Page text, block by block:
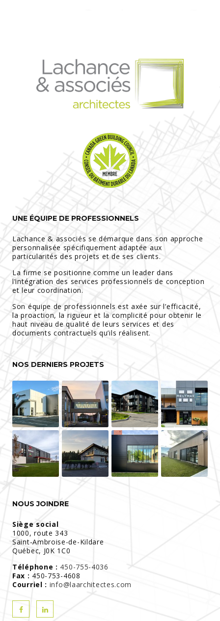
UNE ÉQUIPE DE PROFESSIONNELS
Lachance & associés se démarque dans son approche
personnalisée spécifiquement adaptée aux
particularités des projets et de ses clients.
La firme se positionne comme un leader dans
l’intégration des services professionnels de conception
et leur coordination.
Son équipe de professionnels est axée sur l’efficacité,
la proaction, la rigueur et la complicité pour obtenir le
haut niveau de qualité de leurs services et des
documents contractuels qu’ils réalisent.
NOS DERNIERS PROJETS
NOUS JOINDRE
Siège social
1000, route 343
Saint-Ambroise-de-Kildare
Québec, J0K 1C0
Téléphone : 450-755-4036
Fax : 450-753-4608
Courriel : info@laarchitectes.com